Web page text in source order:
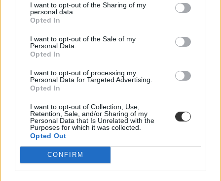
I want to opt-out of the Sharing of my
personal data.
Opted In
I want to opt-out of the Sale of my
Personal Data.
Opted In
I want to opt-out of processing my
Personal Data for Targeted Advertising.
Opted In
I want to opt-out of Collection, Use,
Retention, Sale, and/or Sharing of my
Personal Data that Is Unrelated with the
Purposes for which it was collected.
Opted Out
CONFIRM
mennyit kell fizetni, és mi alapján dől el, hogy ki költözhet be.
Felsőoktatás
Dolgoznának az egyetem mellett, mégsem
levelezős hallgatót érinthet a szabály
„Szinte bárhol voltam állásinterjún, mikor megtudták, hogy levelező
számolt be tapasztalatairól az Eduline-nak egy egyetemista. Példája
azonban korántsem egyedi: több levelezős hallgató számolt be
hasonló nehézségekről.
Eltörölnék a 45 perces iskola-előkészítőt, újra az